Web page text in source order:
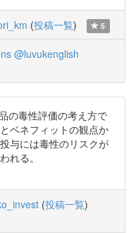
(投稿一覧) 5
@luvukenglish
の毒性評価の考え方で
ベネフィットの観点か
与には毒性のリスクが
れる。
(投稿一覧)